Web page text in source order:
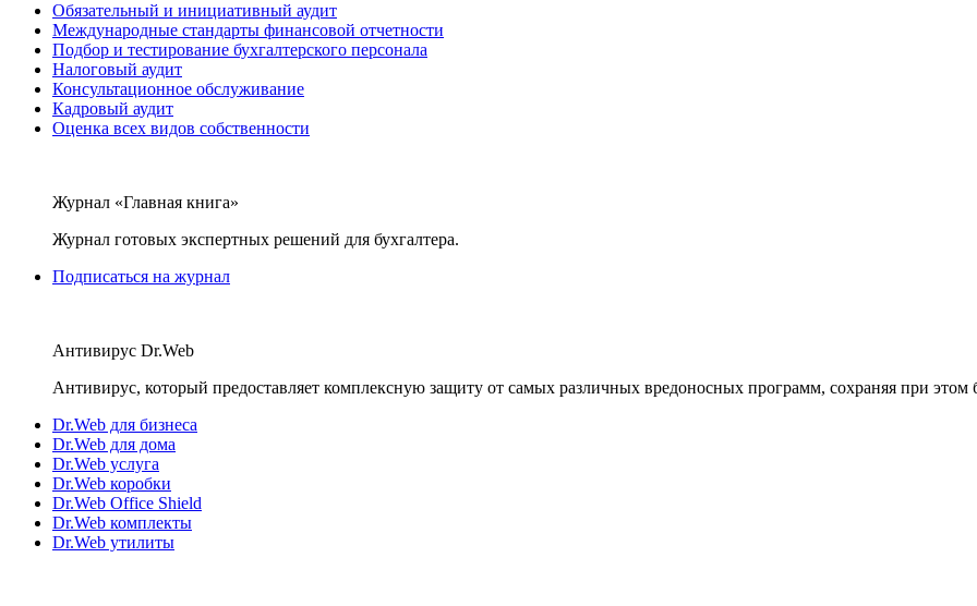
Обязательный и инициативный аудит
Международные стандарты финансовой отчетности
Подбор и тестирование бухгалтерского персонала
Налоговый аудит
Консультационное обслуживание
Кадровый аудит
Оценка всех видов собственности
Журнал «Главная книга»
Журнал готовых экспертных решений для бухгалтера.
Подписаться на журнал
Антивирус Dr.Web
Антивирус, который предоставляет комплексную защиту от самых различных вредоносных программ, сохраняя при этом
Dr.Web для бизнеса
Dr.Web для дома
Dr.Web услуга
Dr.Web коробки
Dr.Web Office Shield
Dr.Web комплекты
Dr.Web утилиты